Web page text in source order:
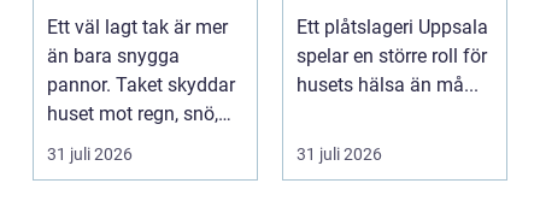
värmländskt klimat
Ett väl lagt tak är mer
än bara snygga
pannor. Taket skyddar
huset mot regn, snö,
blåst och stark vå...
31 juli 2026
för tak och fasad
Ett plåtslageri Uppsala
spelar en större roll för
husets hälsa än må...
31 juli 2026